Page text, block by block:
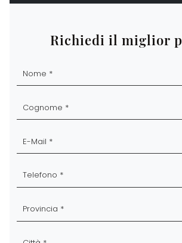
Richiedi il miglior